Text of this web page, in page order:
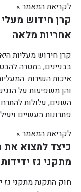
לקריאת המאמר »
קרן חידוש
אחריות מלאה
קרן חידוש מעליות
בבניינים, במטרה
איכות השירות.
והן משפיעות על
השנים, עלולות
פתרונות מעשיים
לקריאת המאמר »
כיצד למצוא
מתקני גז
חוק התקנת מתקני גז